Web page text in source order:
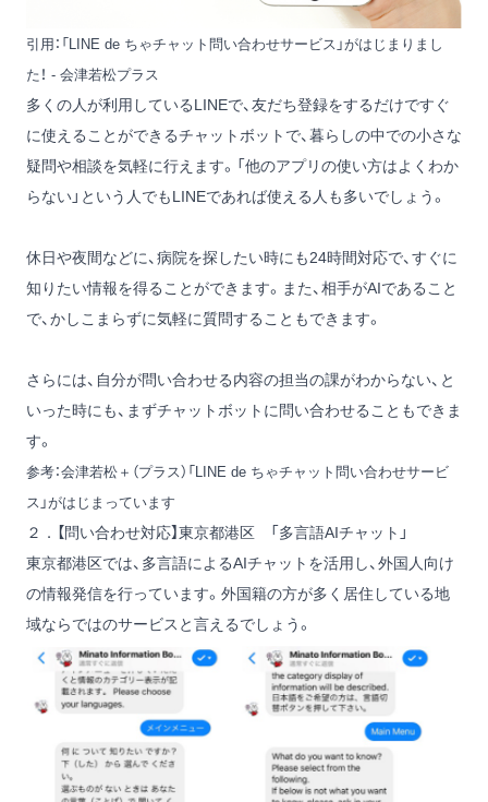
引用： 「LINE de ちゃチャット問い合わせサービス」がはじまりまし
た！ - 会津若松プラス
多くの人が利用しているLINEで、友だち登録をするだけですぐ
に使えることができるチャットボットで、暮らしの中での小さな
疑問や相談を気軽に行えます。「他のアプリの使い方はよくわか
らない」という人でもLINEであれば使える人も多いでしょう。
休日や夜間などに、病院を探したい時にも24時間対応で、すぐに
知りたい情報を得ることができます。また、相手がAIであること
で、かしこまらずに気軽に質問することもできます。
さらには、自分が問い合わせる内容の担当の課がわからない、と
いった時にも、まずチャットボットに問い合わせることもできま
す。
参考：会津若松＋（プラス）「LINE de ちゃチャット問い合わせサービ
ス」がはじまっています
２．【問い合わせ対応】東京都港区 「多言語AIチャット」
東京都港区では、多言語によるAIチャットを活用し、外国人向け
の情報発信を行っています。外国籍の方が多く居住している地
域ならではのサービスと言えるでしょう。